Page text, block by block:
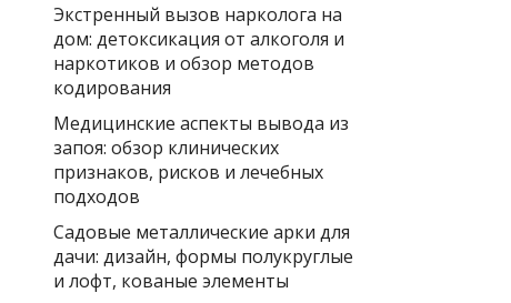
Экстренный вызов нарколога на
дом: детоксикация от алкоголя и
наркотиков и обзор методов
кодирования
Медицинские аспекты вывода из
запоя: обзор клинических
признаков, рисков и лечебных
подходов
Садовые металлические арки для
дачи: дизайн, формы полукруглые
и лофт, кованые элементы